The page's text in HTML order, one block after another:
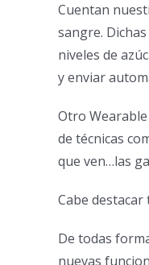
Cuentan
sangre.
niveles de
y enviar
Otro
de técnicas
que ven…las
Cabe
De todas
nuevas